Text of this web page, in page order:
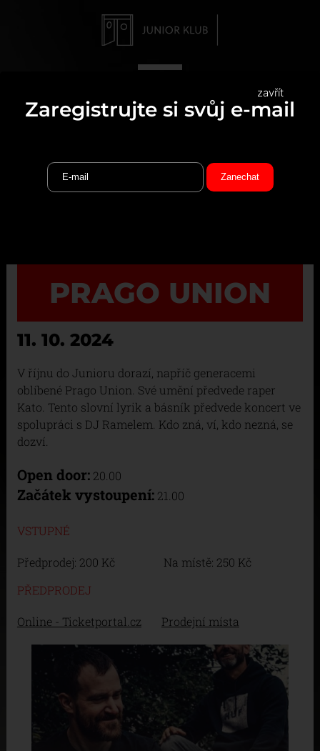
PRAGO UNION
11. 10. 2024
V říjnu do Junioru dorazí, napříč generacemi
oblíbené Prago Union. Své umění předvede raper
Kato. Tento slovní lyrik a básník předvede koncert ve
spolupráci s DJ Ramelem. Kdo zná, ví, kdo nezná, se
dozví.
Open door:20.00
Začátek vystoupení:21.00
VSTUPNÉ
Předprodej: 200 Kč Na místě: 250 Kč
PŘEDPRODEJ
Online - Ticketportal.cz Prodejní místa
zavřít
Zaregistrujte si svůj e-mail